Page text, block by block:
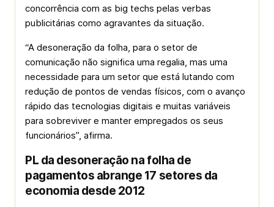
concorrência com as big techs pelas verbas
publicitárias como agravantes da situação.
“A desoneração da folha, para o setor de
comunicação não significa uma regalia, mas uma
necessidade para um setor que está lutando com
redução de pontos de vendas físicos, com o avanço
rápido das tecnologias digitais e muitas variáveis
para sobreviver e manter empregados os seus
funcionários”, afirma.
PL da desoneração na folha de
pagamentos abrange 17 setores da
economia desde 2012